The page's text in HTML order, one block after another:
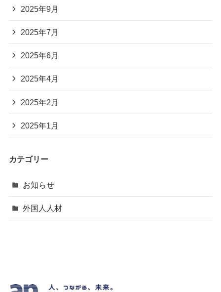
2025年9月
2025年7月
2025年6月
2025年4月
2025年2月
2025年1月
カテゴリー
お知らせ
外国人人材